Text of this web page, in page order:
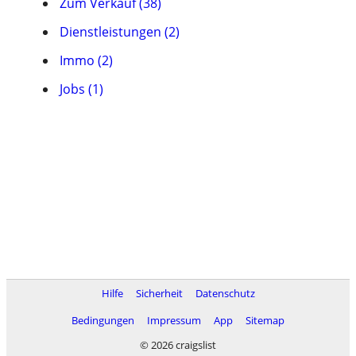
Dienstleistungen (2)
Immo (2)
Jobs (1)
Hilfe Sicherheit
Datenschutz
Bedingungen
Impressum App
Sitemap
© 2026 craigslist